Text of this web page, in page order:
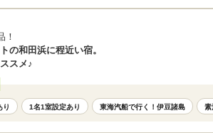
！
の和田浜に程近い宿。
スメ♪
り 1名1室設定あり 東海汽船で行く！伊豆諸島 素